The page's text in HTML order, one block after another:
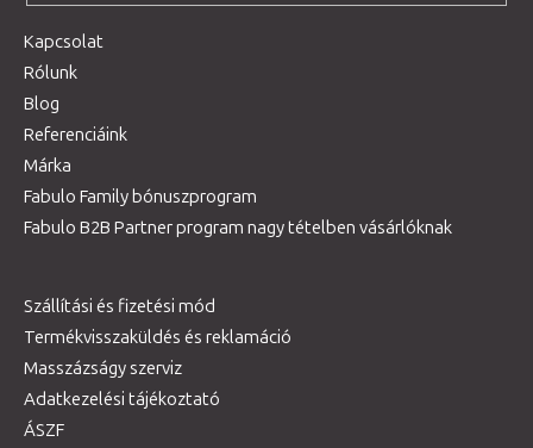
Kapcsolat
Rólunk
Blog
Referenciáink
Márka
Fabulo Family bónuszprogram
Fabulo B2B Partner program nagy tételben vásárlóknak
Szállítási és fizetési mód
Termékvisszaküldés és reklamáció
Masszázságy szerviz
Adatkezelési tájékoztató
ÁSZF